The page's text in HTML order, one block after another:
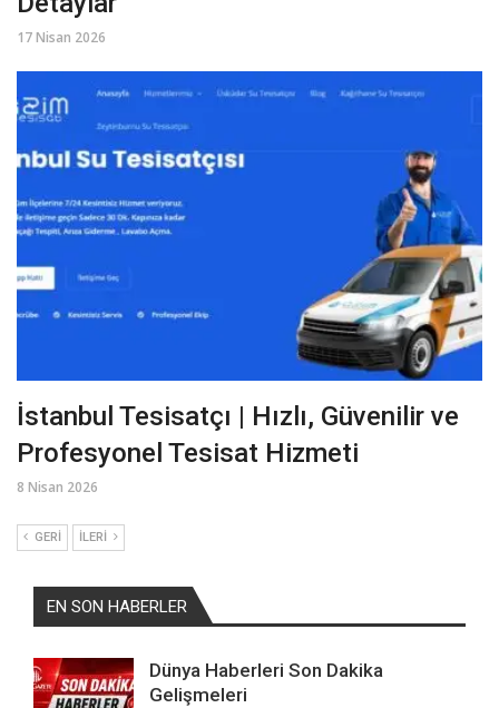
17 Nisan 2026
İstanbul Tesisatçı | Hızlı, Güvenilir ve
Profesyonel Tesisat Hizmeti
8 Nisan 2026
GERI İLERI
EN SON HABERLER
Dünya Haberleri Son Dakika
Gelişmeleri